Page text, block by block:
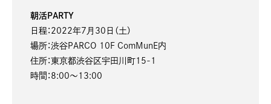
朝活PARTY
日程：2022年7月30日（土）
場所：渋谷PARCO 10F ComMunE内
住所：東京都渋谷区宇田川町15-1
時間：8:00〜13:00